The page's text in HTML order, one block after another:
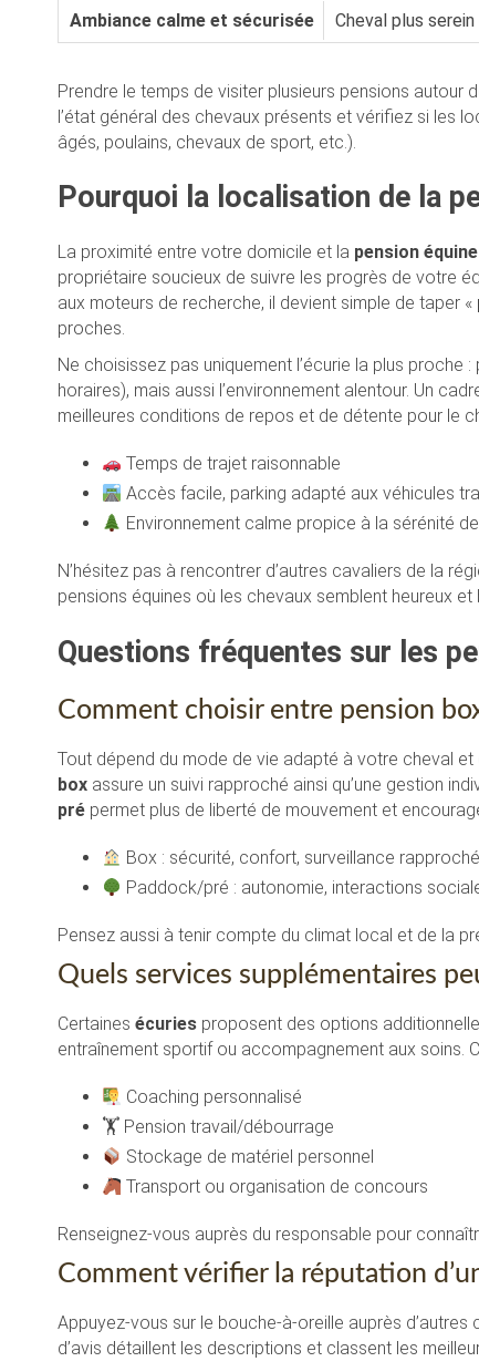
Ambiance calme et sécurisée
Cheval plus
Prendre le temps de visiter plusieurs pensions autour
l’état général des chevaux présents et vérifiez si les
âgés, poulains, chevaux de sport, etc.).
Pourquoi la localisation de la
La proximité entre votre domicile et la pension équine
propriétaire soucieux de suivre les progrès de votre
aux moteurs de recherche, il devient simple de taper «
proches.
Ne choisissez pas uniquement l’écurie la plus
horaires), mais aussi l’environnement alentour. Un
meilleures conditions de repos et de détente pour le
Temps de trajet raisonnable
Accès facile, parking adapté aux véhicules
Environnement calme propice à la sérénité
N’hésitez pas à rencontrer d’autres cavaliers de la
pensions équines où les chevaux semblent heureux et
Questions fréquentes sur les
Comment choisir entre pension
Tout dépend du mode de vie adapté à votre cheval
box assure un suivi rapproché ainsi qu’une gestion
pré permet plus de liberté de mouvement et
Box : sécurité, confort, surveillance
Paddock/pré : autonomie, interactions
Pensez aussi à tenir compte du climat local et de la
Quels services supplémentaires
Certaines écuries proposent des options
entraînement sportif ou accompagnement aux soins.
Coaching personnalisé
🏋️ Pension travail/débourrage
Stockage de matériel personnel
Transport ou organisation de concours
Renseignez-vous auprès du responsable pour
Comment vérifier la réputation
Appuyez-vous sur le bouche-à-oreille auprès
d’avis détaillent les descriptions et classent les